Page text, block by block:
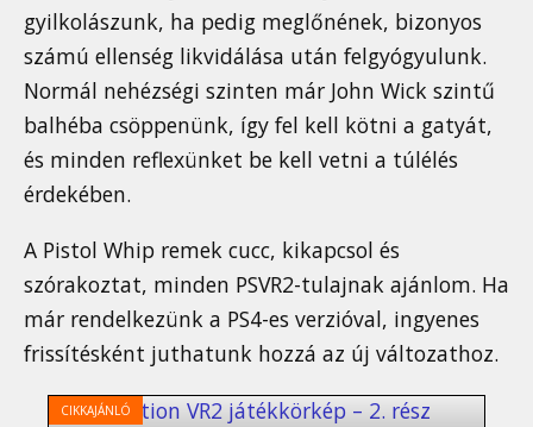
gyilkolászunk, ha pedig meglőnének, bizonyos
számú ellenség likvidálása után felgyógyulunk.
Normál nehézségi szinten már John Wick szintű
balhéba csöppenünk, így fel kell kötni a gatyát,
és minden reflexünket be kell vetni a túlélés
érdekében.
A Pistol Whip remek cucc, kikapcsol és
szórakoztat, minden PSVR2-tulajnak ajánlom. Ha
már rendelkezünk a PS4-es verzióval, ingyenes
frissítésként juthatunk hozzá az új változathoz.
CIKKAJÁNLÓ